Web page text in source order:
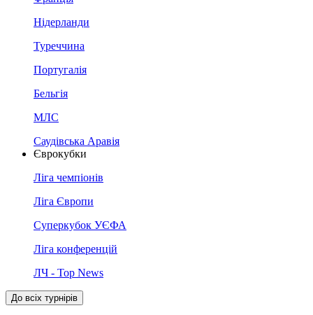
Нідерланди
Туреччина
Португалія
Бельгія
МЛС
Саудівська Аравія
Єврокубки
Ліга чемпіонів
Ліга Європи
Суперкубок УЄФА
Ліга конференцій
ЛЧ - Top News
До всіх турнірів